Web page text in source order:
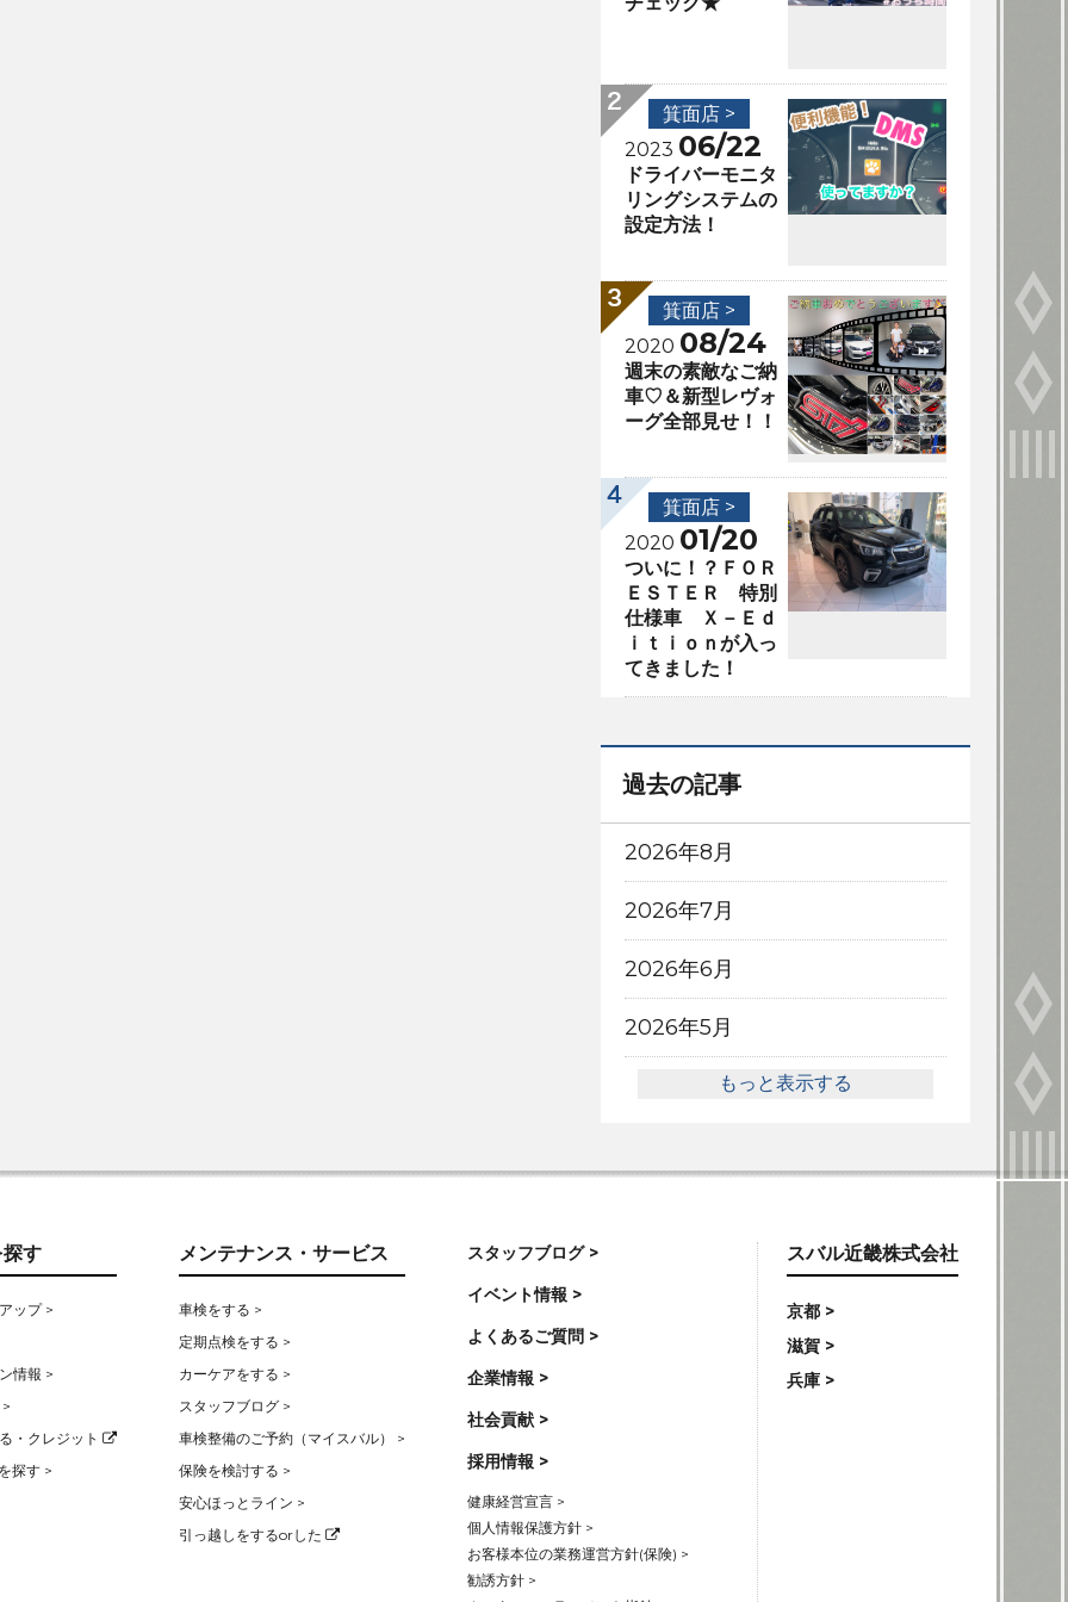
箕面店 >
2023 06/22
ドライバーモニタ
リングシステムの
設定方法！
箕面店 >
2020 08/24
週末の素敵なご納
車♡＆新型レヴォ
ーグ全部見せ！！
箕面店 >
2020 01/20
ついに！？ＦＯＲ
ＥＳＴＥＲ 特別
仕様車 Ｘ－Ｅｄ
ｉｔｉｏｎが入っ
てきました！
過去の記事
2026年8月
2026年7月
2026年6月
2026年5月
もっと表示する
す
ップ >
情報 >
・クレジット
探す >
メンテナンス・サービス
車検をする >
定期点検をする >
カーケアをする >
スタッフブログ >
車検整備のご予約（マイスバル） >
保険を検討する >
安心ほっとライン >
引っ越しをするorした
スタッフブログ >
イベント情報 >
よくあるご質問 >
企業情報 >
社会貢献 >
採用情報 >
健康経営宣言 >
個人情報保護方針 >
お客様本位の業務運営方針(保険) >
勧誘方針 >
スバル近畿株式会社
京都 >
滋賀 >
兵庫 >